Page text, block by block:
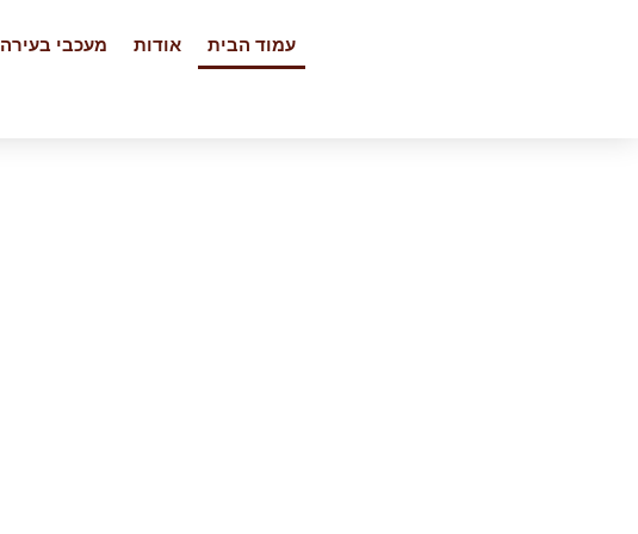
עמוד הבית אודות מעכבי בעירה